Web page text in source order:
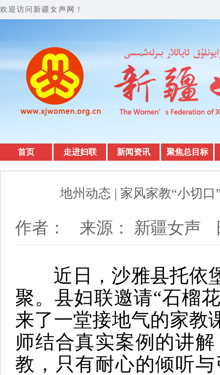
欢迎访问新疆女声网！
首页 走进妇联 新闻资讯 聚焦总目标
地州动态 | 家风家教“小切
作者： 来源： 新疆女声
近日，沙雅县托依堡
聚。县妇联邀请“石榴
来了一堂接地气的家
师结合真实案例的讲
教，只有耐心的倾听